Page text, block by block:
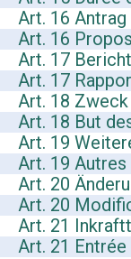
Art. 16
Art. 16
Art. 17
Art. 17
Art. 18
Art. 18 But
Art. 19
Art. 19
Art. 20
Art. 20
Art. 21
Art. 21 Entrée